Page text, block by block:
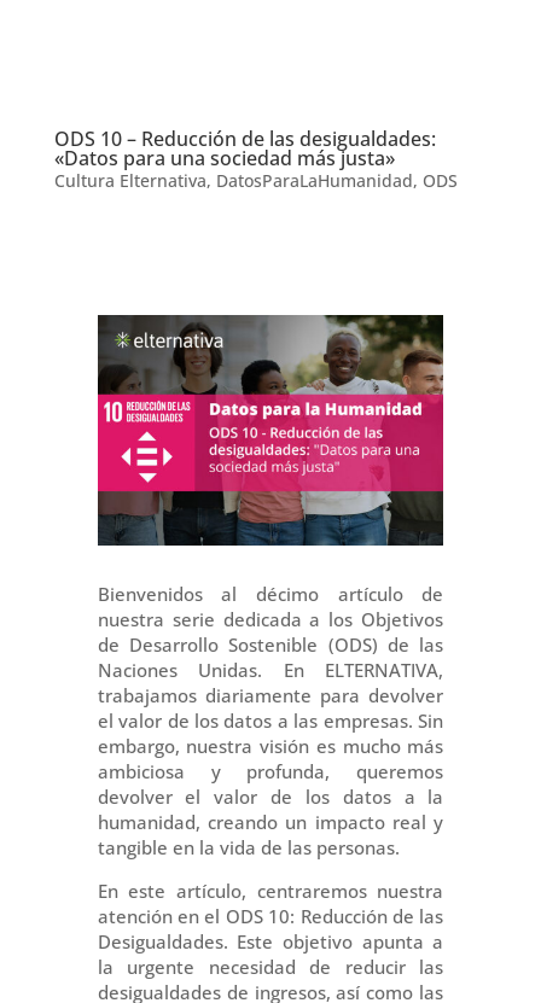
ODS 10 – Reducción de las desigualdades:
«Datos para una sociedad más justa»
Cultura Elternativa, DatosParaLaHumanidad, ODS
Bienvenidos al décimo artículo de
nuestra serie dedicada a los Objetivos
de Desarrollo Sostenible (ODS) de las
Naciones Unidas. En ELTERNATIVA,
trabajamos diariamente para devolver
el valor de los datos a las empresas. Sin
embargo, nuestra visión es mucho más
ambiciosa y profunda, queremos
devolver el valor de los datos a la
humanidad, creando un impacto real y
tangible en la vida de las personas.
En este artículo, centraremos nuestra
atención en el ODS 10: Reducción de las
Desigualdades. Este objetivo apunta a
la urgente necesidad de reducir las
desigualdades de ingresos, así como las